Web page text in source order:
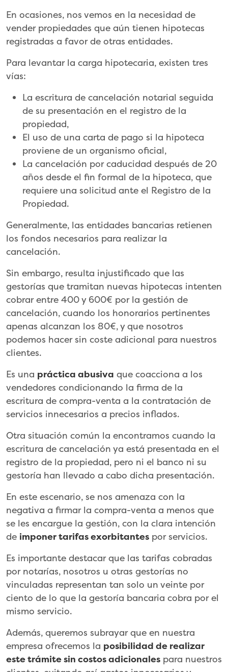
En ocasiones, nos vemos en la necesidad de
vender propiedades que aún tienen hipotecas
registradas a favor de otras entidades.
Para levantar la carga hipotecaria, existen tres
vías:
La escritura de cancelación notarial seguida
de su presentación en el registro de la
propiedad,
El uso de una carta de pago si la hipoteca
proviene de un organismo oficial,
La cancelación por caducidad después de 20
años desde el fin formal de la hipoteca, que
requiere una solicitud ante el Registro de la
Propiedad.
Generalmente, las entidades bancarias retienen
los fondos necesarios para realizar la
cancelación.
Sin embargo, resulta injustificado que las
gestorías que tramitan nuevas hipotecas intenten
cobrar entre 400 y 600€ por la gestión de
cancelación, cuando los honorarios pertinentes
apenas alcanzan los 80€, y que nosotros
podemos hacer sin coste adicional para nuestros
clientes.
Es una práctica abusiva que coacciona a los
vendedores condicionando la firma de la
escritura de compra-venta a la contratación de
servicios innecesarios a precios inflados.
Otra situación común la encontramos cuando la
escritura de cancelación ya está presentada en el
registro de la propiedad, pero ni el banco ni su
gestoría han llevado a cabo dicha presentación.
En este escenario, se nos amenaza con la
negativa a firmar la compra-venta a menos que
se les encargue la gestión, con la clara intención
de imponer tarifas exorbitantes por servicios.
Es importante destacar que las tarifas cobradas
por notarías, nosotros u otras gestorías no
vinculadas representan tan solo un veinte por
ciento de lo que la gestoría bancaria cobra por el
mismo servicio.
Además, queremos subrayar que en nuestra
empresa ofrecemos la posibilidad de realizar
este trámite sin costos adicionales para nuestros